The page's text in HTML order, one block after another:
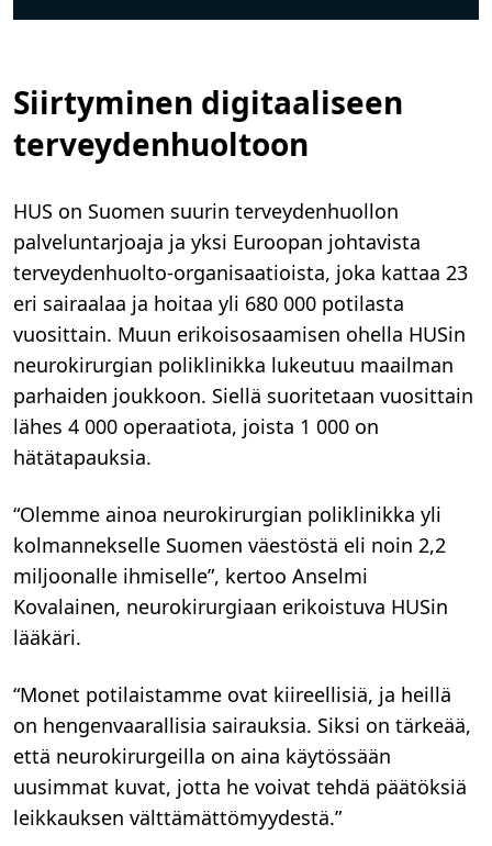
Siirtyminen digitaaliseen
terveydenhuoltoon
HUS on Suomen suurin terveydenhuollon
palveluntarjoaja ja yksi Euroopan johtavista
terveydenhuolto-organisaatioista, joka kattaa 23
eri sairaalaa ja hoitaa yli 680 000 potilasta
vuosittain. Muun erikoisosaamisen ohella HUSin
neurokirurgian poliklinikka lukeutuu maailman
parhaiden joukkoon. Siellä suoritetaan vuosittain
lähes 4 000 operaatiota, joista 1 000 on
hätätapauksia.
“Olemme ainoa neurokirurgian poliklinikka yli
kolmannekselle Suomen väestöstä eli noin 2,2
miljoonalle ihmiselle”, kertoo Anselmi
Kovalainen, neurokirurgiaan erikoistuva HUSin
lääkäri.
“Monet potilaistamme ovat kiireellisiä, ja heillä
on hengenvaarallisia sairauksia. Siksi on tärkeää,
että neurokirurgeilla on aina käytössään
uusimmat kuvat, jotta he voivat tehdä päätöksiä
leikkauksen välttämättömyydestä.”